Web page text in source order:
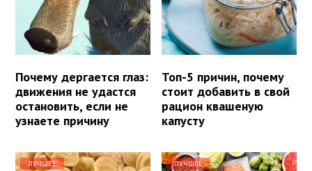
Почему дергается глаз:
движения не удастся
остановить, если не
узнаете причину
Топ-5 причин, почему
стоит добавить в свой
рацион квашеную
капусту
ЛУЧШЕЕ ЛУЧШЕЕ